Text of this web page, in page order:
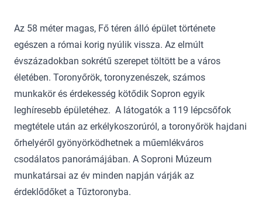
Az 58 méter magas, Fő téren álló épület története
egészen a római korig nyúlik vissza. Az elmúlt
évszázadokban sokrétű szerepet töltött be a város
életében. Toronyőrök, toronyzenészek, számos
munkakör és érdekesség kötődik Sopron egyik
leghíresebb épületéhez. A látogatók a 119 lépcsőfok
megtétele után az erkélykoszorúról, a toronyőrök hajdani
őrhelyéről gyönyörködhetnek a műemlékváros
csodálatos panorámájában. A Soproni Múzeum
munkatársai az év minden napján várják az
érdeklődőket a Tűztoronyba.